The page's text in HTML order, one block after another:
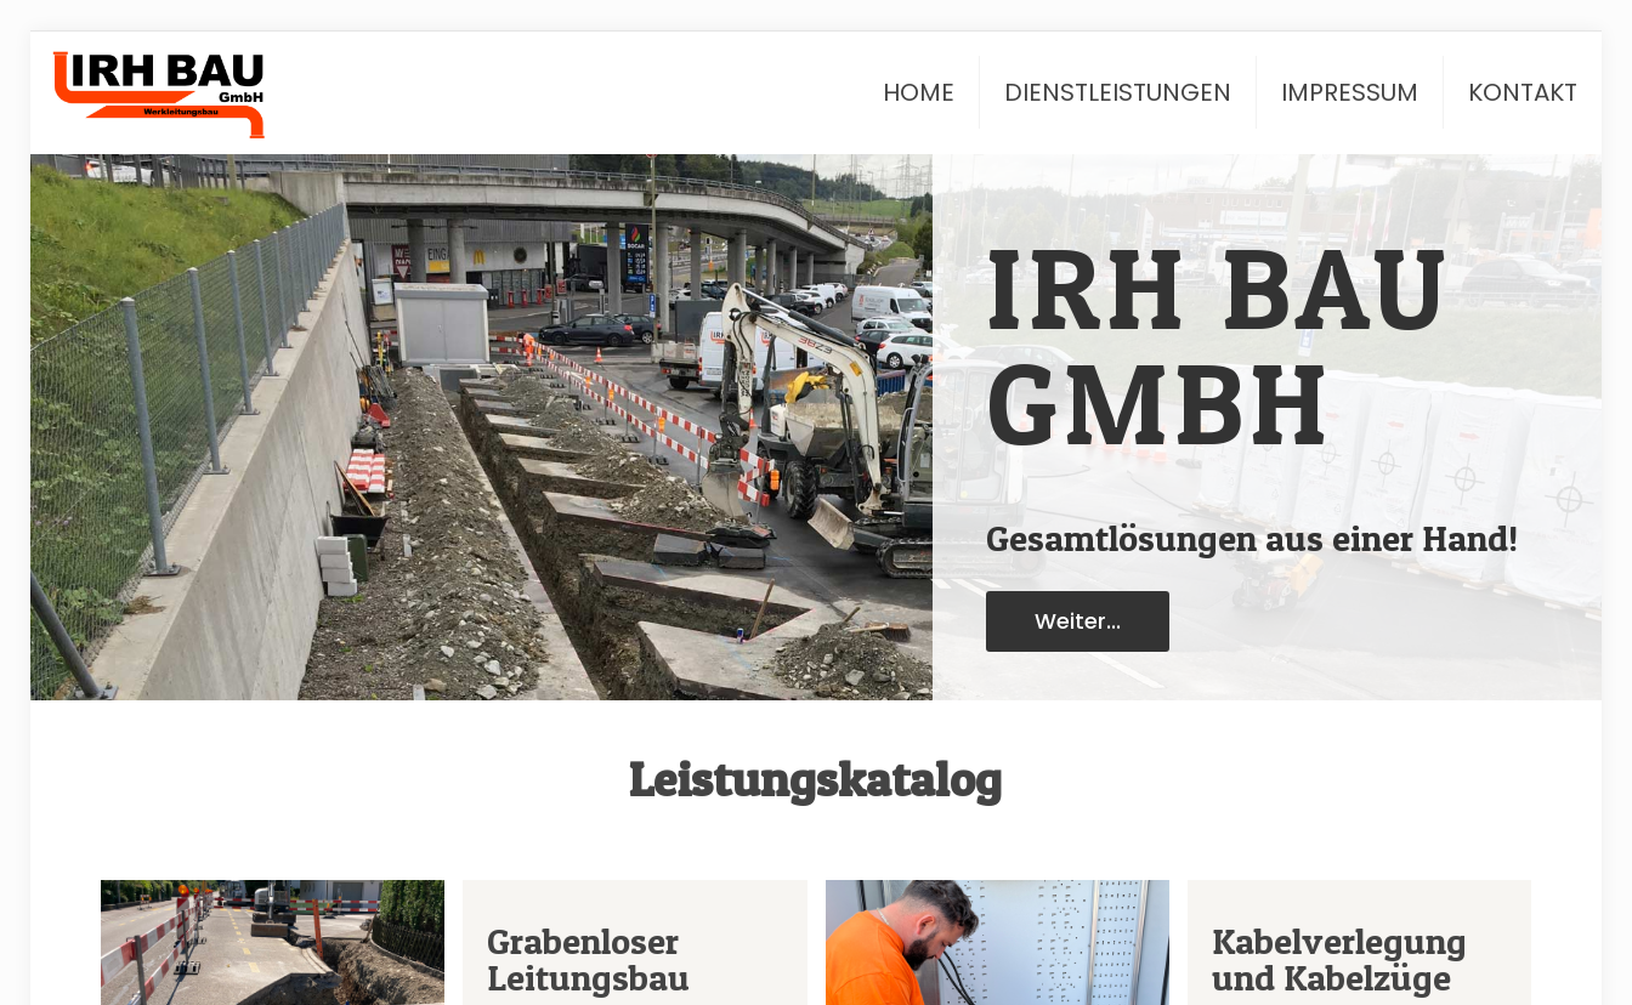
HOME DIENSTLEISTUNGEN IMPRESSUM KONTAKT
IRH BAU
GMBH
Gesamtlösungen aus einer Hand!
Weiter...
Leistungskatalog
Grabenloser
Leitungsbau
Kabelverlegung
und Kabelzüge